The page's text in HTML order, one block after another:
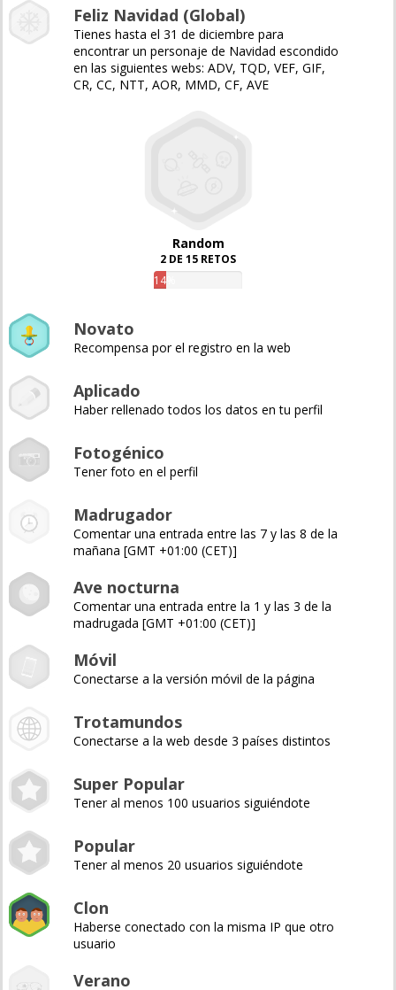
Feliz Navidad (Global)
Tienes hasta el 31 de diciembre para
encontrar un personaje de Navidad escondido
en las siguientes webs: ADV, TQD, VEF, GIF,
CR, CC, NTT, AOR, MMD, CF, AVE
Random
2 DE 15 RETOS
14%
Novato
Recompensa por el registro en la web
Aplicado
Haber rellenado todos los datos en tu perfil
Fotogénico
Tener foto en el perfil
Madrugador
Comentar una entrada entre las 7 y las 8 de la
mañana [GMT +01:00 (CET)]
Ave nocturna
Comentar una entrada entre la 1 y las 3 de la
madrugada [GMT +01:00 (CET)]
Móvil
Conectarse a la versión móvil de la página
Trotamundos
Conectarse a la web desde 3 países distintos
Super Popular
Tener al menos 100 usuarios siguiéndote
Popular
Tener al menos 20 usuarios siguiéndote
Clon
Haberse conectado con la misma IP que otro
usuario
Verano